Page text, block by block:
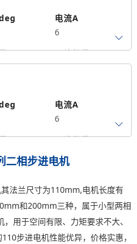
98
电流A
6
g.cm²
引线数量
4
118
电流A
6
g.cm²
引线数量
4
156
二相步进电机
法兰尺寸为110mm,电机长度有
和200mm三种，属于小型两相
，用于空间有限、力矩要求不大、
步进电机性能优异，价格实惠，